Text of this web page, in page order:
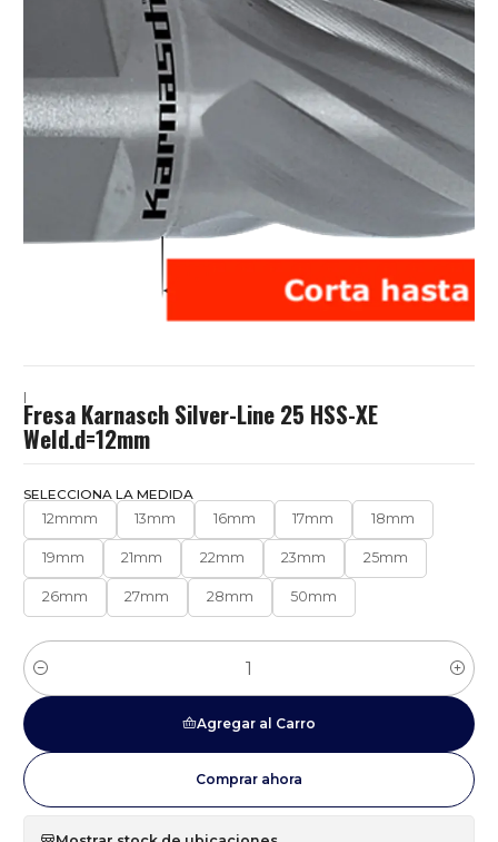
|
Fresa Karnasch Silver-Line 25 HSS-XE
Weld.d=12mm
SELECCIONA LA MEDIDA
12mmm
13mm 16mm 17mm 18mm
19mm 21mm 22mm 23mm 25mm
26mm 27mm 28mm 50mm
Cantidad
Agregar al Carro
Comprar ahora